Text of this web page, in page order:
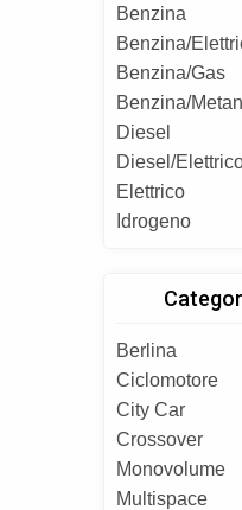
Benzina
Benzina/
Benzina/Gas
Benzina/
Diesel
Diesel/
Elettrico
Idrogeno
Berlina
Ciclomotore
City Car
Crossover
Monovolume
Multispace